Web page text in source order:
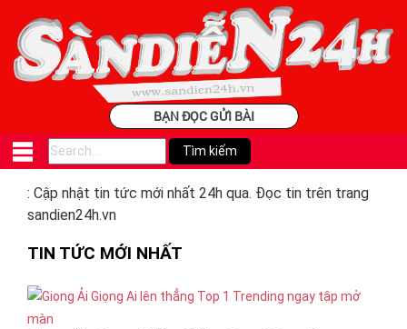
BẠN ĐỌC GỬI BÀI
: Cập nhật tin tức mới nhất 24h qua. Đọc tin trên trang
sandien24h.vn
TIN TỨC MỚI NHẤT